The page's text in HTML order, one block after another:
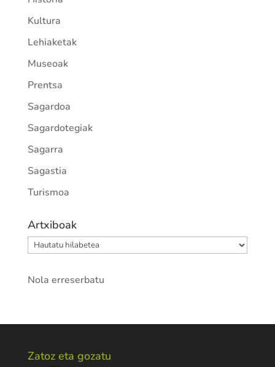
Kultura
Lehiaketak
Museoak
Prentsa
Sagardoa
Sagardotegiak
Sagarra
Sagastia
Turismoa
Artxiboak
Artxiboak
Nola erreserbatu
Zatoz eta gozatu